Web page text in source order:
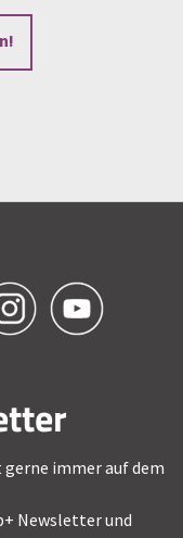
immer auf dem
Newsletter und